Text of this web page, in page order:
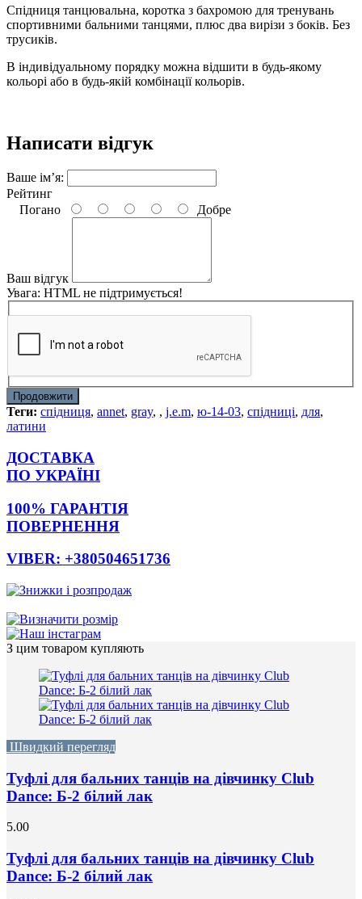
Спідниця танцювальна, коротка з бахромою для тренувань
спортивними бальними танцями, плюс два вирізи з боків. Без
трусиків.
В індивідуальному порядку можна відшити в будь-якому
кольорі або в будь-якій комбінації кольорів.
Написати відгук
Ваше ім’я:
Рейтинг
Погано
Добре
Ваш відгук
Увага: HTML не підтримується!
Продовжити
Теги: спідниця, annet, gray, , j.e.m, ю-14-03, спідниці, для,
латини
ДОСТАВКА
ПО УКРАЇНІ
100% ГАРАНТІЯ
ПОВЕРНЕННЯ
VIBER: +380504651736
З цим товаром купляють
Швидкий перегляд
Туфлі для бальних танців на дівчинку Club
Dance: Б-2 білий лак
5.00
Туфлі для бальних танців на дівчинку Club
Dance: Б-2 білий лак